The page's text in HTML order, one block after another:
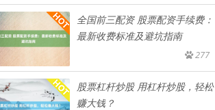
全国前三配资 股票配资手续费：
最新收费标准及避坑指南
277
股票杠杆炒股 用杠杆炒股，轻松
赚大钱？